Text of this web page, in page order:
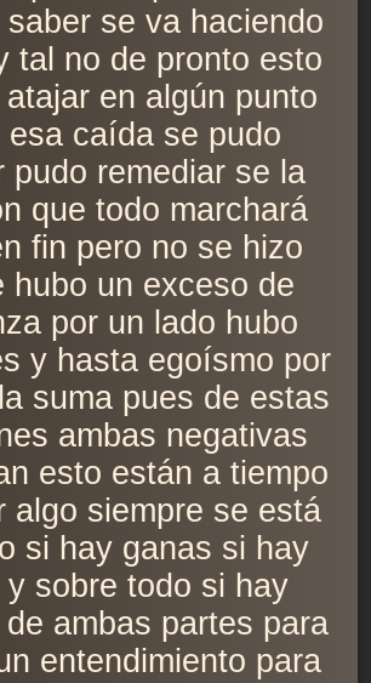
se va haciendo
tal no de pronto esto
en algún punto
esa caída se pudo
pudo remediar se la
que todo marchará
fin pero no se hizo
hubo un exceso de
por un lado hubo
y hasta egoísmo por
suma pues de estas
ambas negativas
esto están a tiempo
algo siempre se está
si hay ganas si hay
y sobre todo si hay
ambas partes para
entendimiento para